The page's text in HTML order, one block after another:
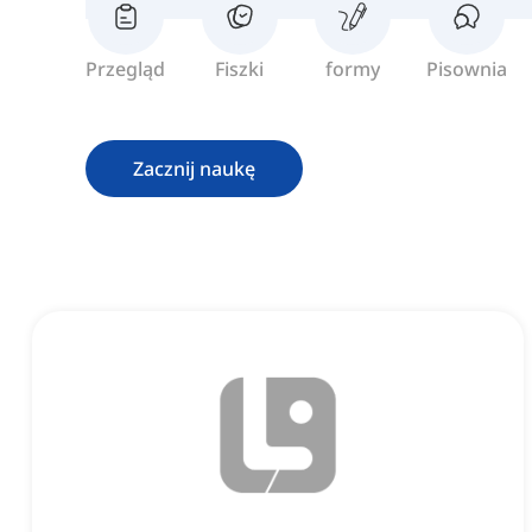
Przegląd Fiszki formy Pisownia
Zacznij naukę